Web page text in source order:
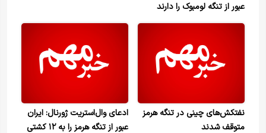
عبور از تنگه لومبوک را دارند
نفتکش‌های چینی در تنگه هرمز
متوقف شدند
ادعای وال‌استریت‌ ژورنال: ایران
عبور از تنگه هرمز را به ۱۲ کشتی